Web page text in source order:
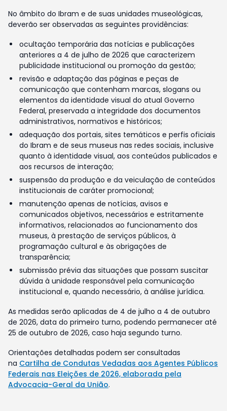
No âmbito do Ibram e de suas unidades museológicas,
deverão ser observadas as seguintes providências:
ocultação temporária das notícias e publicações
anteriores a 4 de julho de 2026 que caracterizem
publicidade institucional ou promoção da gestão;
revisão e adaptação das páginas e peças de
comunicação que contenham marcas, slogans ou
elementos da identidade visual do atual Governo
Federal, preservada a integridade dos documentos
administrativos, normativos e históricos;
adequação dos portais, sites temáticos e perfis oficiais
do Ibram e de seus museus nas redes sociais, inclusive
quanto à identidade visual, aos conteúdos publicados e
aos recursos de interação;
suspensão da produção e da veiculação de conteúdos
institucionais de caráter promocional;
manutenção apenas de notícias, avisos e
comunicados objetivos, necessários e estritamente
informativos, relacionados ao funcionamento dos
museus, à prestação de serviços públicos, à
programação cultural e às obrigações de
transparência;
submissão prévia das situações que possam suscitar
dúvida à unidade responsável pela comunicação
institucional e, quando necessário, à análise jurídica.
As medidas serão aplicadas de 4 de julho a 4 de outubro
de 2026, data do primeiro turno, podendo permanecer até
25 de outubro de 2026, caso haja segundo turno.
Orientações detalhadas podem ser consultadas
na Cartilha de Condutas Vedadas aos Agentes Públicos
Federais nas Eleições de 2026, elaborada pela
Advocacia-Geral da União.